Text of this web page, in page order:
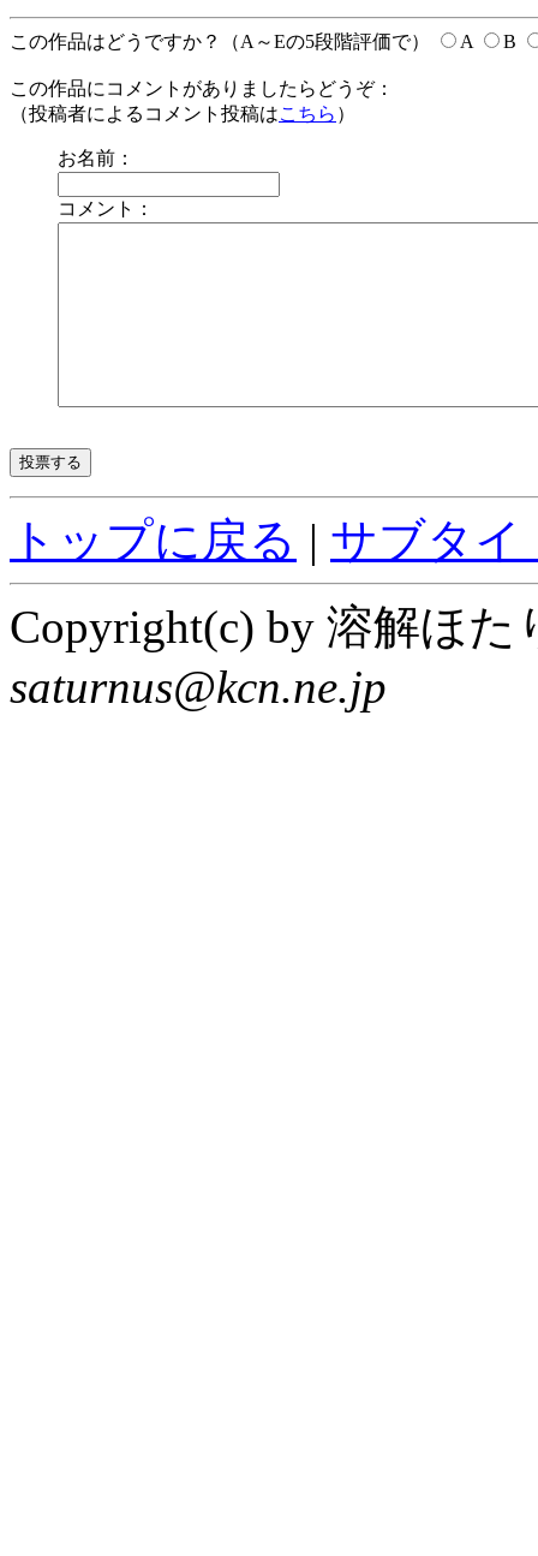
この作品はどうですか？（A～Eの5段階評価で） A B
この作品にコメントがありましたらどうぞ：
（投稿者によるコメント投稿はこちら ）
お名前：
コメント：
トップに戻る | サブタイ
Copyright(c) by 溶解ほた
saturnus@kcn.ne.jp